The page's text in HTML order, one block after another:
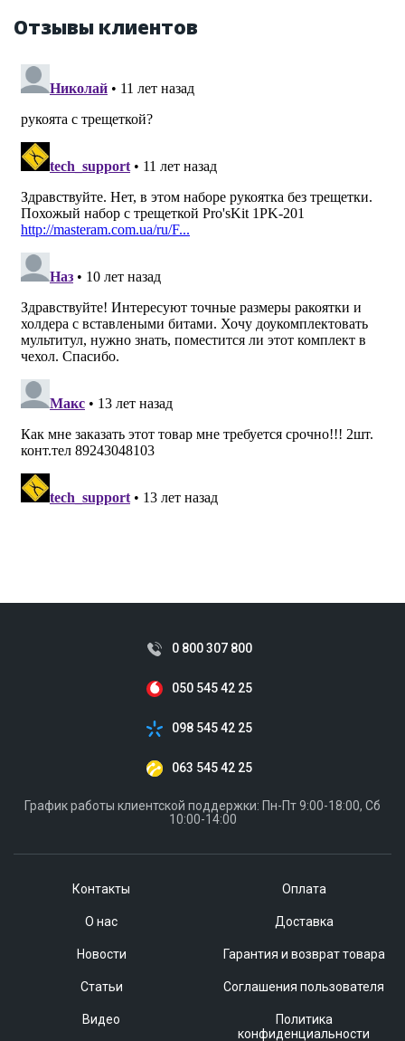
Отзывы клиентов
Контакты
О нас
Новости
Статьи
Видео
Оплата
Доставка
Гарантия и возврат товара
Соглашения пользователя
Политика
конфиденциальности
0 800 307 800
050 545 42 25
098 545 42 25
063 545 42 25
График работы клиентской поддержки: Пн-Пт 9:00-18:00, Сб
10:00-14:00